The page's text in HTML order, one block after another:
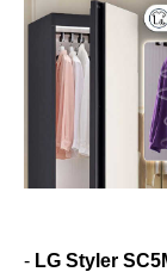
- LG Styler